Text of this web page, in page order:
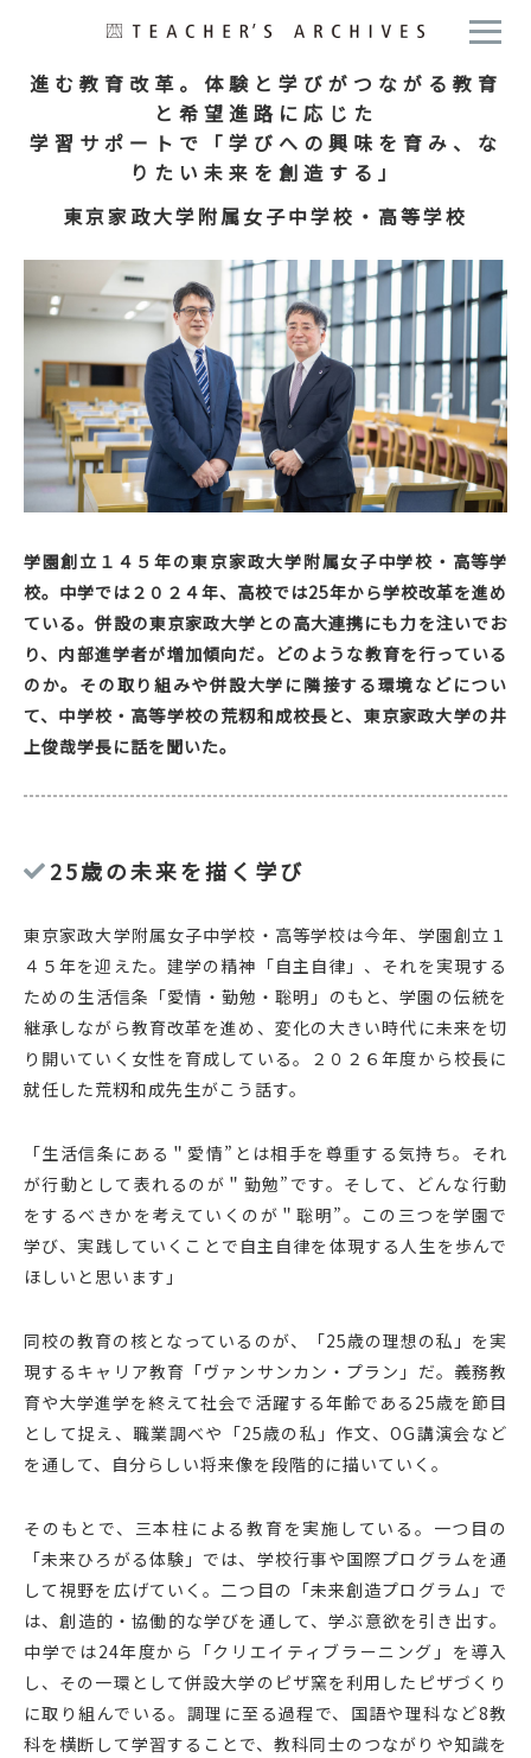
進む教育改革。体験と学びがつながる教育
と希望進路に応じた
学習サポートで「学びへの興味を育み、な
りたい未来を創造する」
東京家政大学附属女子中学校・高等学校
学園創立１４５年の東京家政大学附属女子中学校・高等学
校。中学では２０２４年、高校では25年から学校改革を進め
ている。併設の東京家政大学との高大連携にも力を注いでお
り、内部進学者が増加傾向だ。どのような教育を行っている
のか。その取り組みや併設大学に隣接する環境などについ
て、中学校・高等学校の荒籾和成校長と、東京家政大学の井
上俊哉学長に話を聞いた。
25歳の未来を描く学び
東京家政大学附属女子中学校・高等学校は今年、学園創立１
４５年を迎えた。建学の精神「自主自律」、それを実現する
ための生活信条「愛情・勤勉・聡明」のもと、学園の伝統を
継承しながら教育改革を進め、変化の大きい時代に未来を切
り開いていく女性を育成している。２０２６年度から校長に
就任した荒籾和成先生がこう話す。
「生活信条にある＂愛情”とは相手を尊重する気持ち。それ
が行動として表れるのが＂勤勉”です。そして、どんな行動
をするべきかを考えていくのが＂聡明”。この三つを学園で
学び、実践していくことで自主自律を体現する人生を歩んで
ほしいと思います」
同校の教育の核となっているのが、「25歳の理想の私」を実
現するキャリア教育「ヴァンサンカン・プラン」だ。義務教
育や大学進学を終えて社会で活躍する年齢である25歳を節目
として捉え、職業調べや「25歳の私」作文、OG講演会など
を通して、自分らしい将来像を段階的に描いていく。
そのもとで、三本柱による教育を実施している。一つ目の
「未来ひろがる体験」では、学校行事や国際プログラムを通
して視野を広げていく。二つ目の「未来創造プログラム」で
は、創造的・協働的な学びを通して、学ぶ意欲を引き出す。
中学では24年度から「クリエイティブラーニング」を導入
し、その一環として併設大学のピザ窯を利用したピザづくり
に取り組んでいる。調理に至る過程で、国語や理科など8教
科を横断して学習することで、教科同士のつながりや知識を